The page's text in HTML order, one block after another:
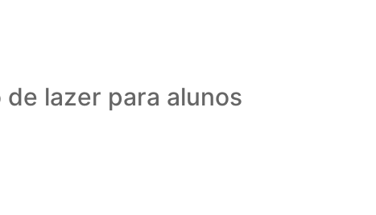
lazer para alunos